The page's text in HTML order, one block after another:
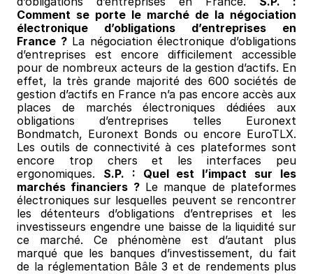
Comment se porte le marché de la négociation
électronique d’obligations d’entreprises en
France ? La négociation électronique d’obligations
d’entreprises est encore difficilement accessible
pour de nombreux acteurs de la gestion d’actifs. En
effet, la très grande majorité des 600 sociétés de
gestion d’actifs en France n’a pas encore accès aux
places de marchés électroniques dédiées aux
obligations d’entreprises telles Euronext
Bondmatch, Euronext Bonds ou encore EuroTLX.
Les outils de connectivité à ces plateformes sont
encore trop chers et les interfaces peu
ergonomiques. S.P. : Quel est l’impact sur les
marchés financiers ? Le manque de plateformes
électroniques sur lesquelles peuvent se rencontrer
les détenteurs d’obligations d’entreprises et les
investisseurs engendre une baisse de la liquidité sur
ce marché. Ce phénomène est d’autant plus
marqué que les banques d’investissement, du fait
de la réglementation Bâle 3 et de rendements plus